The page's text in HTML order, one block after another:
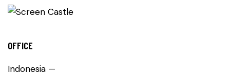
OFFICE
Indonesia —